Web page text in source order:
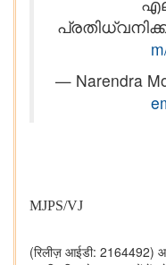
— Narendra
MJPS/VJ
(रिलीज़ आईडी: 2164492)